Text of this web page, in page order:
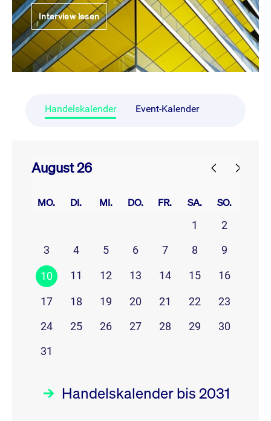
Interview lesen
Handelskalender Event-Kalender
August 26
MO. DI. MI. DO. FR. SA. SO.
1
2
3
4 5 6 7 8 9
10 11 12 13 14 15 16
17 18 19 20 21 22
23
24
25 26 27 28 29
30
31
Handelskalender bis 2031